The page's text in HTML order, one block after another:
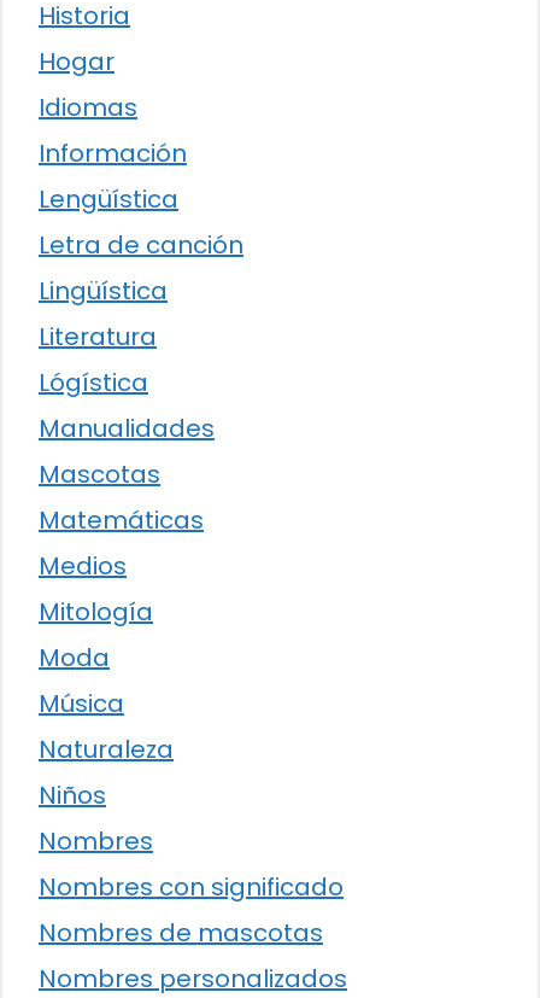
Historia
Hogar
Idiomas
Información
Lengüística
Letra de canción
Lingüística
Literatura
Lógística
Manualidades
Mascotas
Matemáticas
Medios
Mitología
Moda
Música
Naturaleza
Niños
Nombres
Nombres con significado
Nombres de mascotas
Nombres personalizados